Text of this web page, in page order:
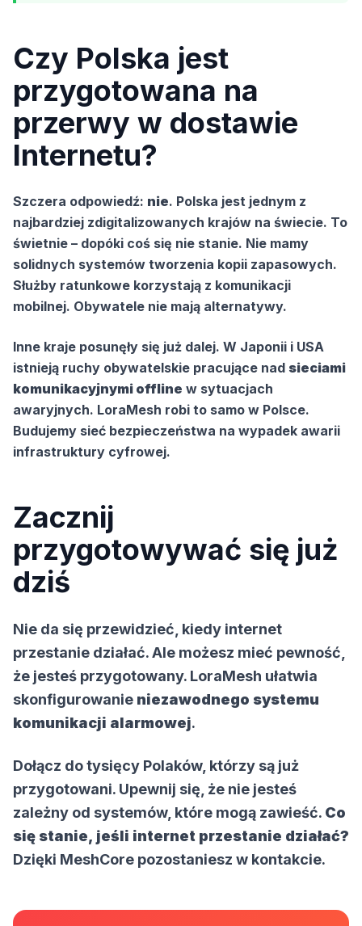
Czy Polska jest
przygotowana na
przerwy w dostawie
Internetu?
Szczera odpowiedź: nie. Polska jest jednym z
najbardziej zdigitalizowanych krajów na świecie. To
świetnie – dopóki coś się nie stanie. Nie mamy
solidnych systemów tworzenia kopii zapasowych.
Służby ratunkowe korzystają z komunikacji
mobilnej. Obywatele nie mają alternatywy.
Inne kraje posunęły się już dalej. W Japonii i USA
istnieją ruchy obywatelskie pracujące nad sieciami
komunikacyjnymi offline w sytuacjach
awaryjnych. LoraMesh robi to samo w Polsce.
Budujemy sieć bezpieczeństwa na wypadek awarii
infrastruktury cyfrowej.
Zacznij
przygotowywać się już
dziś
Nie da się przewidzieć, kiedy internet
przestanie działać. Ale możesz mieć pewność,
że jesteś przygotowany. LoraMesh ułatwia
skonfigurowanie niezawodnego systemu
komunikacji alarmowej.
Dołącz do tysięcy Polaków, którzy są już
przygotowani. Upewnij się, że nie jesteś
zależny od systemów, które mogą zawieść. Co
się stanie, jeśli internet przestanie działać?
Dzięki MeshCore pozostaniesz w kontakcie.